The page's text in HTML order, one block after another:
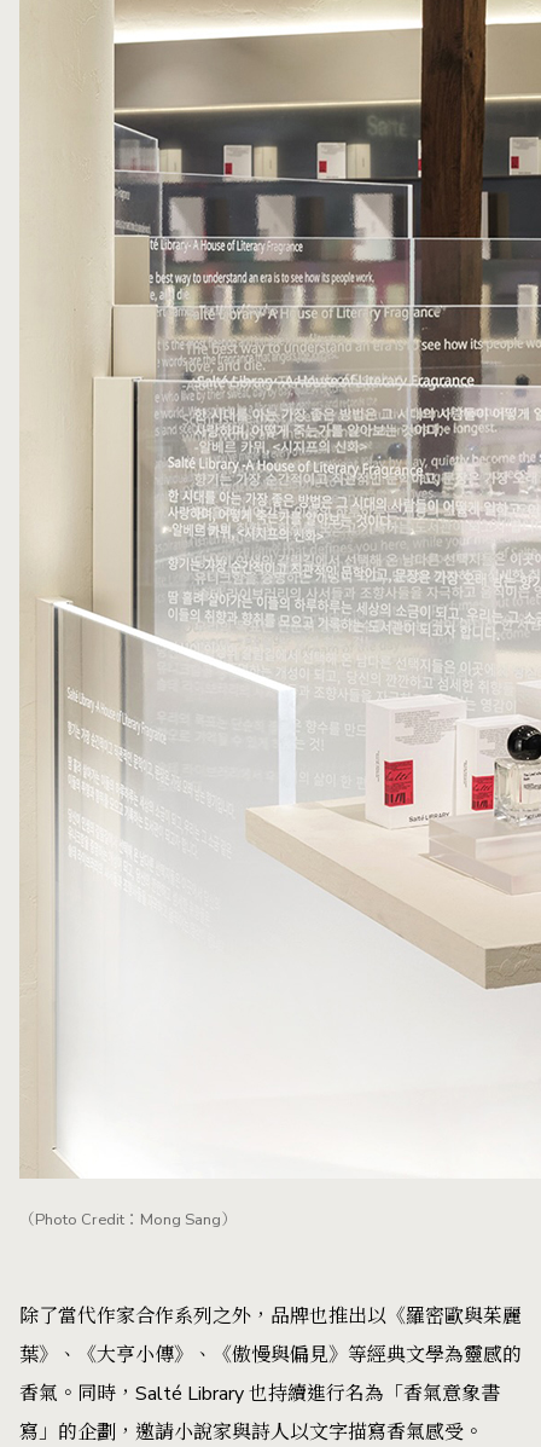
（Photo Credit：Mong Sang）
除了當代作家合作系列之外，品牌也推出以《羅密歐與茱麗
葉》、《大亨小傳》、《傲慢與偏見》等經典文學為靈感的
香氣。同時，Salté Library 也持續進行名為「香氣意象書
寫」的企劃，邀請小說家與詩人以文字描寫香氣感受。